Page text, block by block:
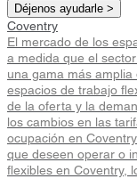
Déjenos ayudarle >
Coventry
El mercado de los
a medida que el
una gama más
espacios de trabajo
de la oferta y la
los cambios en las
ocupación en
que deseen operar o
flexibles en Coventry,